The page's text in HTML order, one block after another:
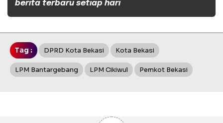
berita terbaru setiap hari
Tag : DPRD Kota Bekasi Kota Bekasi
LPM Bantargebang LPM Cikiwul Pemkot Bekasi